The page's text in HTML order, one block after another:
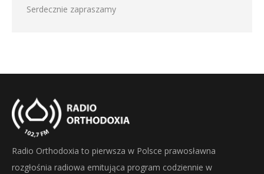
Serdecznie zapraszamy
Radio Orthodoxia to pierwsza w Polsce prawosławna
rozgłośnia radiowa emitująca program codziennie w